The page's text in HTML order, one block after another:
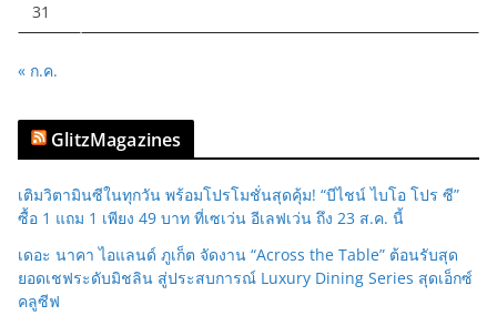
31
« ก.ค.
GlitzMagazines
เติมวิตามินซีในทุกวัน พร้อมโปรโมชั่นสุดคุ้ม! “บีไชน์ ไบโอ โปร ซี”
ซื้อ 1 แถม 1 เพียง 49 บาท ที่เซเว่น อีเลฟเว่น ถึง 23 ส.ค. นี้
เดอะ นาคา ไอแลนด์ ภูเก็ต จัดงาน “Across the Table” ต้อนรับสุด
ยอดเชฟระดับมิชลิน สู่ประสบการณ์ Luxury Dining Series สุดเอ็กซ์
คลูซีฟ